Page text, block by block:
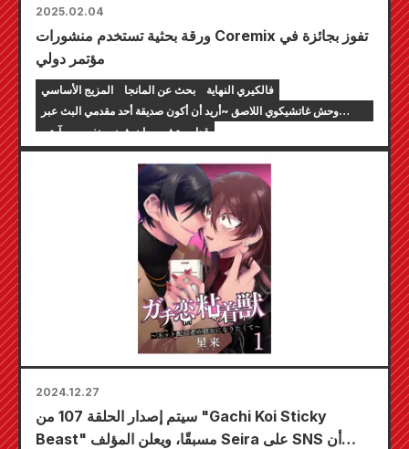
2025.02.04
ورقة بحثية تستخدم منشورات Coremix تفوز بجائزة في
مؤتمر دولي
المزيج الأساسي بحث عن المانجا
فالكيري النهاية
وحش غاتشيكوي اللاصق ~أريد أن أكون صديقة أحد مقدمي البث عبر
الإنترنت~
آرتي قداس تشيروران شينسينغومي
2024.12.27
سيتم إصدار الحلقة 107 من "Gachi Koi Sticky
Beast" مسبقًا، ويعلن المؤلف Seira على SNS أن